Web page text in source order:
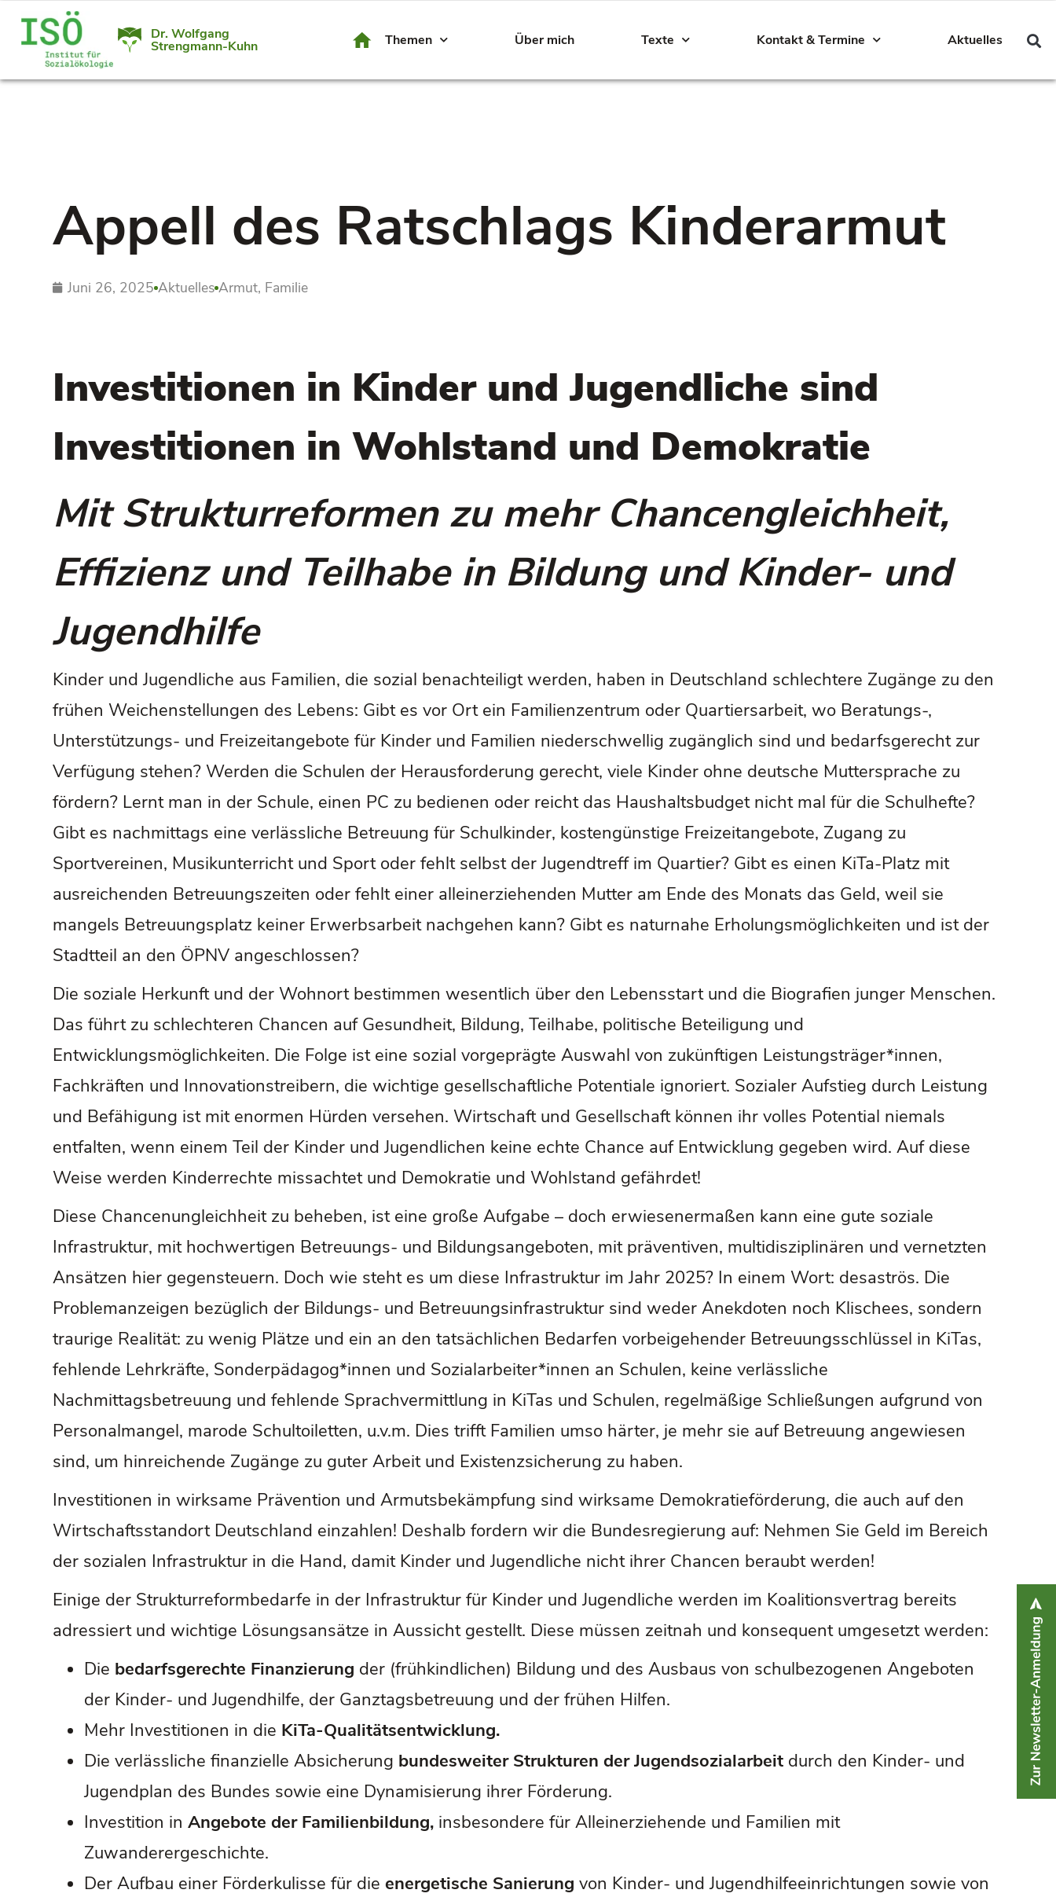
Dr. Wolfgang
Strengmann-Kuhn Themen Über mich Texte Kontakt & Termine Aktuelles
Appell des Ratschlags Kinderarmut
Juni 26, 2025 Aktuelles Armut, Familie
Investitionen in Kinder und Jugendliche sind
Investitionen in Wohlstand und Demokratie
Mit Strukturreformen zu mehr Chancengleichheit,
Effizienz und Teilhabe in Bildung und Kinder- und
Jugendhilfe
Kinder und Jugendliche aus Familien, die sozial benachteiligt werden, haben in Deutschland schlechtere Zugänge zu den
frühen Weichenstellungen des Lebens: Gibt es vor Ort ein Familienzentrum oder Quartiersarbeit, wo Beratungs-,
Unterstützungs- und Freizeitangebote für Kinder und Familien niederschwellig zugänglich sind und bedarfsgerecht zur
Verfügung stehen? Werden die Schulen der Herausforderung gerecht, viele Kinder ohne deutsche Muttersprache zu
fördern? Lernt man in der Schule, einen PC zu bedienen oder reicht das Haushaltsbudget nicht mal für die Schulhefte?
Gibt es nachmittags eine verlässliche Betreuung für Schulkinder, kostengünstige Freizeitangebote, Zugang zu
Sportvereinen, Musikunterricht und Sport oder fehlt selbst der Jugendtreff im Quartier? Gibt es einen KiTa-Platz mit
ausreichenden Betreuungszeiten oder fehlt einer alleinerziehenden Mutter am Ende des Monats das Geld, weil sie
mangels Betreuungsplatz keiner Erwerbsarbeit nachgehen kann? Gibt es naturnahe Erholungsmöglichkeiten und ist der
Stadtteil an den ÖPNV angeschlossen?
Die soziale Herkunft und der Wohnort bestimmen wesentlich über den Lebensstart und die Biografien junger Menschen.
Das führt zu schlechteren Chancen auf Gesundheit, Bildung, Teilhabe, politische Beteiligung und
Entwicklungsmöglichkeiten. Die Folge ist eine sozial vorgeprägte Auswahl von zukünftigen Leistungsträger*innen,
Fachkräften und Innovationstreibern, die wichtige gesellschaftliche Potentiale ignoriert. Sozialer Aufstieg durch Leistung
und Befähigung ist mit enormen Hürden versehen. Wirtschaft und Gesellschaft können ihr volles Potential niemals
entfalten, wenn einem Teil der Kinder und Jugendlichen keine echte Chance auf Entwicklung gegeben wird. Auf diese
Weise werden Kinderrechte missachtet und Demokratie und Wohlstand gefährdet!
Diese Chancenungleichheit zu beheben, ist eine große Aufgabe – doch erwiesenermaßen kann eine gute soziale
Infrastruktur, mit hochwertigen Betreuungs- und Bildungsangeboten, mit präventiven, multidisziplinären und vernetzten
Ansätzen hier gegensteuern. Doch wie steht es um diese Infrastruktur im Jahr 2025? In einem Wort: desaströs. Die
Problemanzeigen bezüglich der Bildungs- und Betreuungsinfrastruktur sind weder Anekdoten noch Klischees, sondern
traurige Realität: zu wenig Plätze und ein an den tatsächlichen Bedarfen vorbeigehender Betreuungsschlüssel in KiTas,
fehlende Lehrkräfte, Sonderpädagog*innen und Sozialarbeiter*innen an Schulen, keine verlässliche
Nachmittagsbetreuung und fehlende Sprachvermittlung in KiTas und Schulen, regelmäßige Schließungen aufgrund von
Personalmangel, marode Schultoiletten, u.v.m. Dies trifft Familien umso härter, je mehr sie auf Betreuung angewiesen
sind, um hinreichende Zugänge zu guter Arbeit und Existenzsicherung zu haben.
Investitionen in wirksame Prävention und Armutsbekämpfung sind wirksame Demokratieförderung, die auch auf den
Wirtschaftsstandort Deutschland einzahlen! Deshalb fordern wir die Bundesregierung auf: Nehmen Sie Geld im Bereich
der sozialen Infrastruktur in die Hand, damit Kinder und Jugendliche nicht ihrer Chancen beraubt werden!
Einige der Strukturreformbedarfe in der Infrastruktur für Kinder und Jugendliche werden im Koalitionsvertrag bereits
adressiert und wichtige Lösungsansätze in Aussicht gestellt. Diese müssen zeitnah und konsequent umgesetzt werden:
Die bedarfsgerechte Finanzierung der (frühkindlichen) Bildung und des Ausbaus von schulbezogenen Angeboten
der Kinder- und Jugendhilfe, der Ganztagsbetreuung und der frühen Hilfen.
Mehr Investitionen in die KiTa-Qualitätsentwicklung.
Die verlässliche finanzielle Absicherung bundesweiter Strukturen der Jugendsozialarbeit durch den Kinder- und
Jugendplan des Bundes sowie eine Dynamisierung ihrer Förderung.
Investition inAngebote der Familienbildung, insbesondere für Alleinerziehende und Familien mit
Zuwanderergeschichte.
Der Aufbau einer Förderkulisse für dieenergetische Sanierungvon Kinder- und Jugendhilfeeinrichtungen sowie von